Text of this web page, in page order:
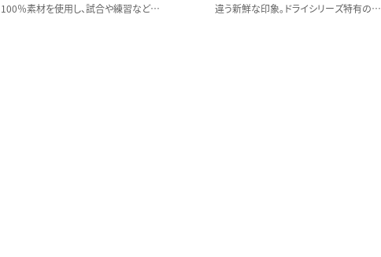
100％素材を使用し、試合や練習などの
違う新鮮な印象。ドライシリーズ特有のキ